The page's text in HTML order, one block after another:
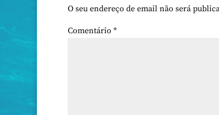
O seu endereço de email não será
Comentário *